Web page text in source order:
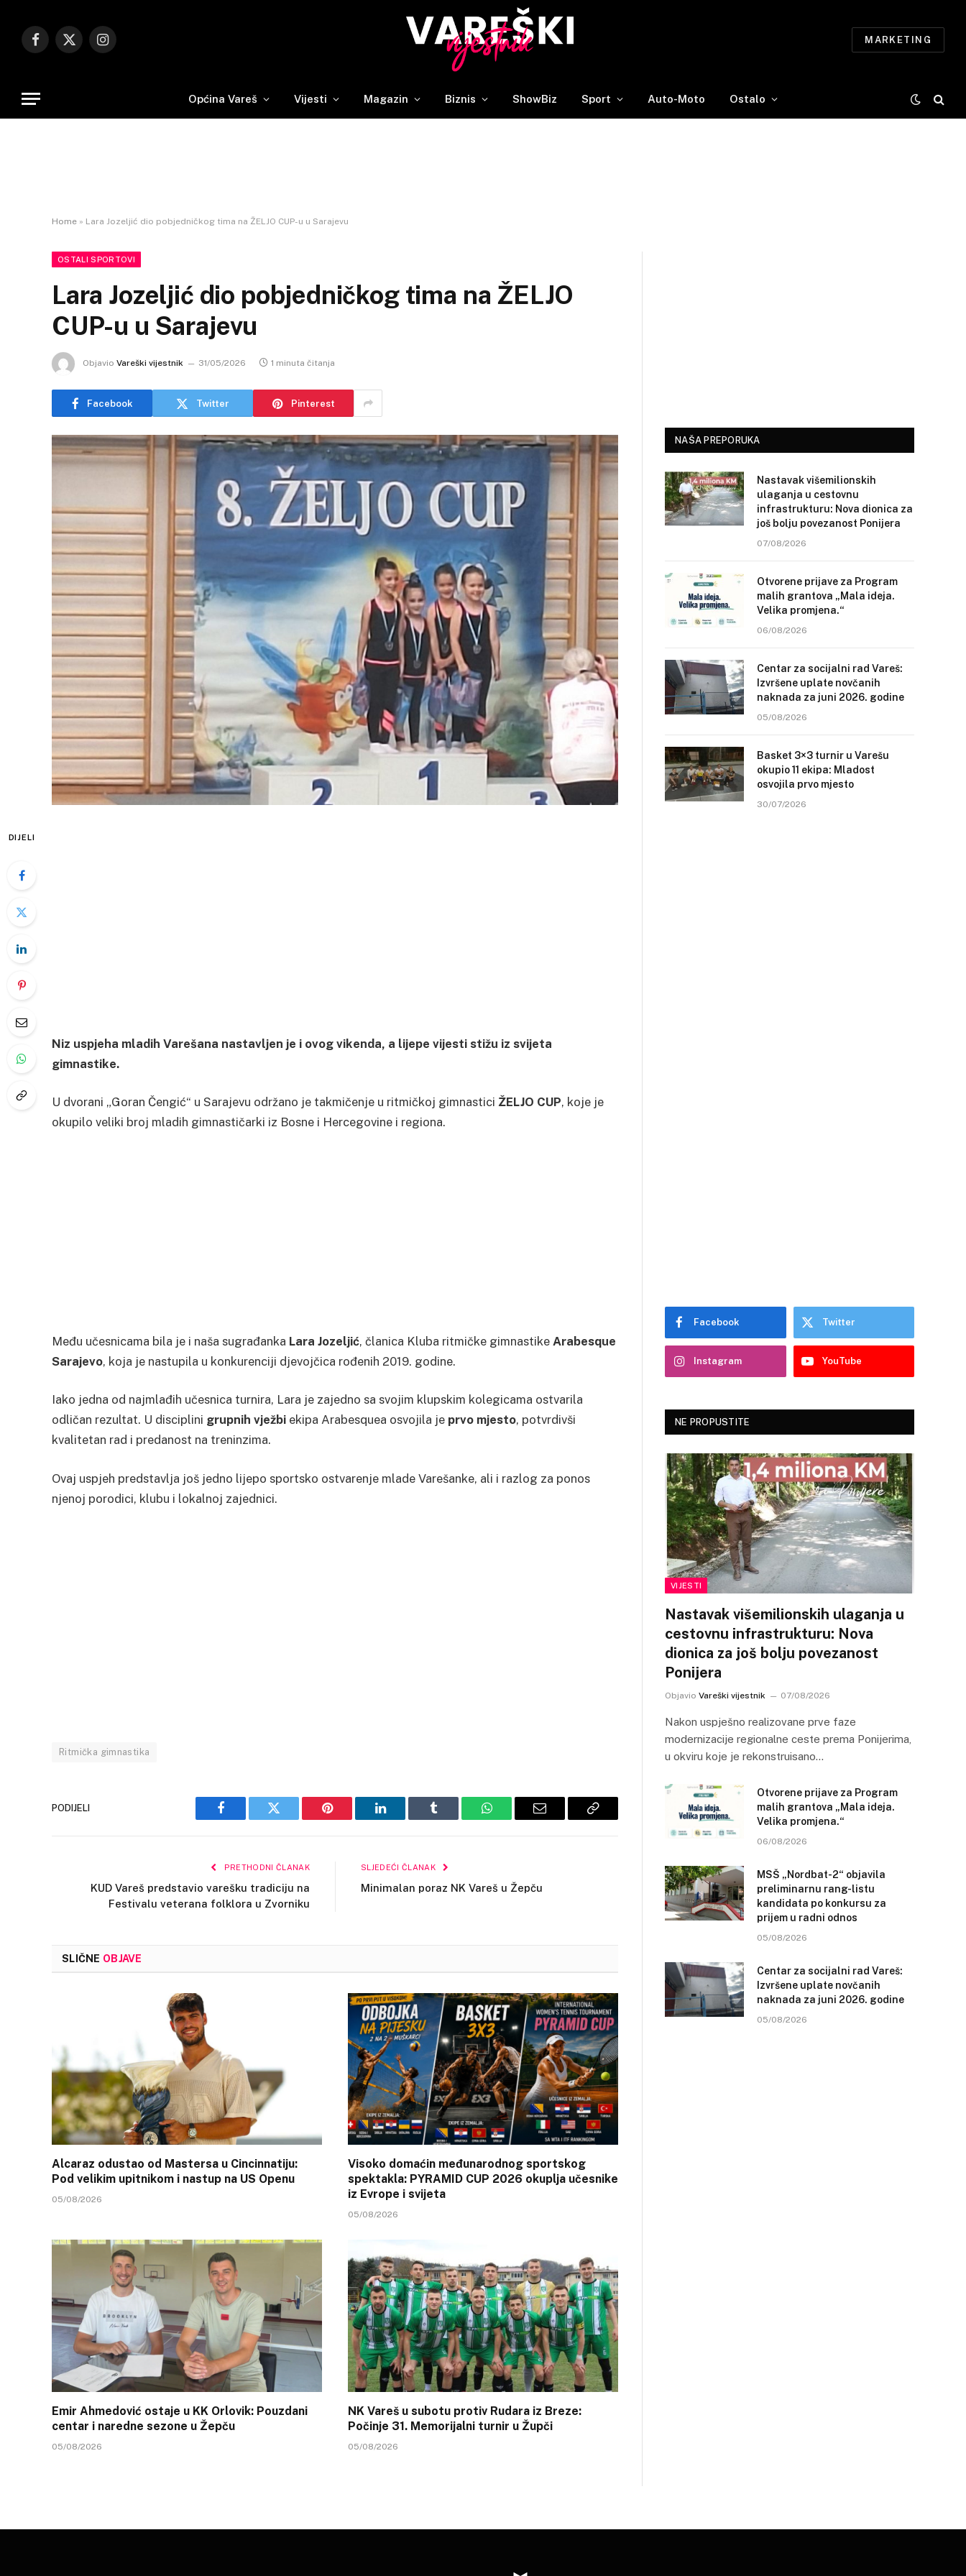
Facebook
X
Instagram
MARKETING
Općina Vareš Vijesti Magazin Biznis ShowBiz Sport Auto-Moto Ostalo
Home » Lara Jozeljić dio pobjedničkog tima na ŽELJO CUP-u u Sarajevu
OSTALI SPORTOVI
Lara Jozeljić dio pobjedničkog tima na ŽELJO
CUP-u u Sarajevu
Objavio Vareški vijestnik 31/05/2026 1 minuta čitanja
Facebook Twitter Pinterest
DIJELI
Niz uspjeha mladih Varešana nastavljen je i ovog vikenda, a lijepe vijesti stižu iz svijeta
gimnastike.
U dvorani „Goran Čengić“ u Sarajevu održano je takmičenje u ritmičkoj gimnastici ŽELJO CUP, koje je
okupilo veliki broj mladih gimnastičarki iz Bosne i Hercegovine i regiona.
Među učesnicama bila je i naša sugrađanka Lara Jozeljić, članica Kluba ritmičke gimnastike Arabesque
Sarajevo, koja je nastupila u konkurenciji djevojčica rođenih 2019. godine.
Iako jedna od najmlađih učesnica turnira, Lara je zajedno sa svojim klupskim kolegicama ostvarila
odličan rezultat. U disciplini grupnih vježbi ekipa Arabesquea osvojila je prvo mjesto, potvrdivši
kvalitetan rad i predanost na treninzima.
Ovaj uspjeh predstavlja još jedno lijepo sportsko ostvarenje mlade Varešanke, ali i razlog za ponos
njenoj porodici, klubu i lokalnoj zajednici.
Ritmička gimnastika
PODIJELI
Facebook Twitter Pinterest LinkedIn Tumblr WhatsAppEmail
Copy
PRETHODNI ČLANAK
KUD Vareš predstavio varešku tradiciju na
Festivalu veterana folklora u Zvorniku
SLJEDEĆI ČLANAK
Minimalan poraz NK Vareš u Žepču
SLIČNE OBJAVE
Alcaraz odustao od Mastersa u Cincinnatiju:
Pod velikim upitnikom i nastup na US Openu
05/08/2026
Visoko domaćin međunarodnog sportskog
spektakla: PYRAMID CUP 2026 okuplja učesnike
iz Evrope i svijeta
05/08/2026
Emir Ahmedović ostaje u KK Orlovik: Pouzdani
centar i naredne sezone u Žepču
05/08/2026
NK Vareš u subotu protiv Rudara iz Breze:
Počinje 31. Memorijalni turnir u Župči
05/08/2026
NAŠA PREPORUKA
Nastavak višemilionskih
ulaganja u cestovnu
infrastrukturu: Nova dionica za
još bolju povezanost Ponijera
07/08/2026
Otvorene prijave za Program
malih grantova „Mala ideja.
Velika promjena.“
06/08/2026
Centar za socijalni rad Vareš:
Izvršene uplate novčanih
naknada za juni 2026. godine
05/08/2026
Basket 3×3 turnir u Varešu
okupio 11 ekipa: Mladost
osvojila prvo mjesto
30/07/2026
Facebook Twitter
Instagram YouTube
NE PROPUSTITE
VIJESTI
Nastavak višemilionskih ulaganja u
cestovnu infrastrukturu: Nova
dionica za još bolju povezanost
Ponijera
Objavio Vareški vijestnik 07/08/2026
Nakon uspješno realizovane prve faze
modernizacije regionalne ceste prema Ponijerima,
u okviru koje je rekonstruisano…
Otvorene prijave za Program
malih grantova „Mala ideja.
Velika promjena.“
06/08/2026
MSŠ „Nordbat-2“ objavila
preliminarnu rang-listu
kandidata po konkursu za
prijem u radni odnos
05/08/2026
Centar za socijalni rad Vareš:
Izvršene uplate novčanih
naknada za juni 2026. godine
05/08/2026